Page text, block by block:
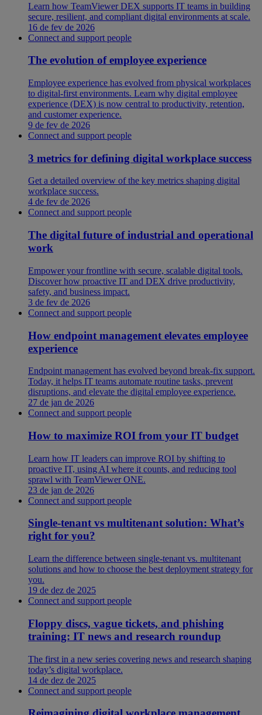
Learn how TeamViewer DEX supports IT teams in building
secure, resilient, and compliant digital environments at scale.
16 de fev de 2026
Connect and support people
The evolution of employee experience
Employee experience has evolved from physical workplaces
to digital-first environments. Learn why digital employee
experience (DEX) is now central to productivity, retention,
and customer experience.
9 de fev de 2026
Connect and support people
3 metrics for defining digital workplace success
Get a detailed overview of the key metrics shaping digital
workplace success.
4 de fev de 2026
Connect and support people
The digital future of industrial and operational
work
Empower your frontline with secure, scalable digital tools.
Discover how proactive IT and DEX drive productivity,
safety, and business impact.
3 de fev de 2026
Connect and support people
How endpoint management elevates employee
experience
Endpoint management has evolved beyond break-fix support.
Today, it helps IT teams automate routine tasks, prevent
disruptions, and elevate the digital employee experience.
27 de jan de 2026
Connect and support people
How to maximize ROI from your IT budget
Learn how IT leaders can improve ROI by shifting to
proactive IT, using AI where it counts, and reducing tool
sprawl with TeamViewer ONE.
23 de jan de 2026
Connect and support people
Single-tenant vs multitenant solution: What’s
right for you?
Learn the difference between single-tenant vs. multitenant
solutions and how to choose the best deployment strategy for
you.
19 de dez de 2025
Connect and support people
Floppy discs, vague tickets, and phishing
training: IT news and research roundup
The first in a new series covering news and research shaping
today’s digital workplace.
14 de dez de 2025
Connect and support people